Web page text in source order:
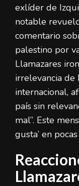
exlíder de
notable
comentario
palestino por
Llamazares
irrelevancia de
internacional,
país sin
mal”. Este
gusta’ en